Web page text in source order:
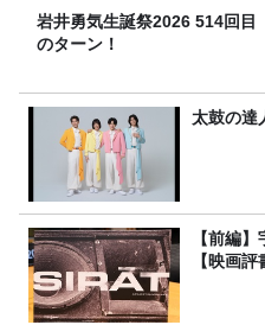
岩井勇気生誕祭2026 514回目
のターン！
太鼓の達
【前編
【映画